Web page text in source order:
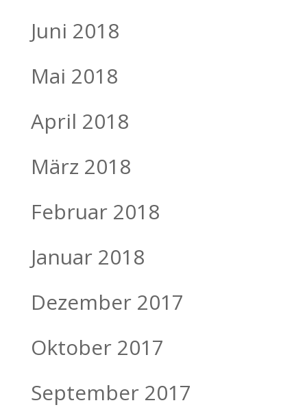
Juni 2018
Mai 2018
April 2018
März 2018
Februar 2018
Januar 2018
Dezember 2017
Oktober 2017
September 2017